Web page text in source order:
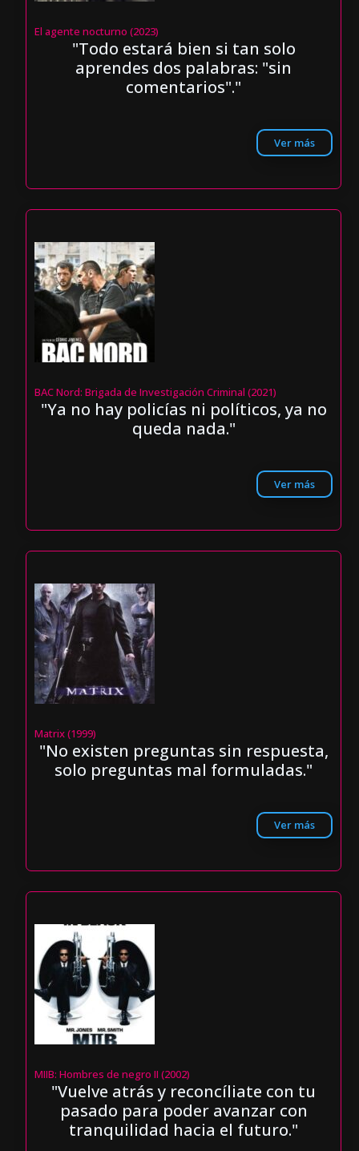
El agente nocturno (2023)
"Todo estará bien si tan solo
aprendes dos palabras: "sin
comentarios"."
Ver más
BAC Nord: Brigada de Investigación Criminal (2021)
"Ya no hay policías ni políticos, ya no
queda nada."
Ver más
Matrix (1999)
"No existen preguntas sin respuesta,
solo preguntas mal formuladas."
Ver más
MIIB: Hombres de negro II (2002)
"Vuelve atrás y reconcíliate con tu
pasado para poder avanzar con
tranquilidad hacia el futuro."